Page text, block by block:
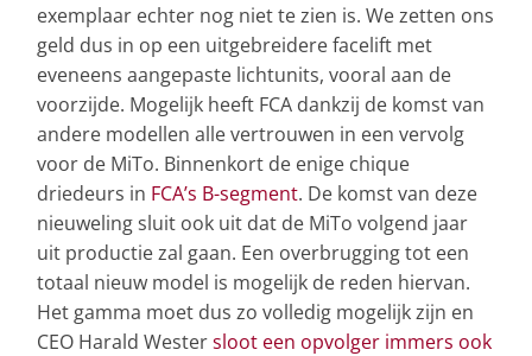
exemplaar echter nog niet te zien is. We zetten ons
geld dus in op een uitgebreidere facelift met
eveneens aangepaste lichtunits, vooral aan de
voorzijde. Mogelijk heeft FCA dankzij de komst van
andere modellen alle vertrouwen in een vervolg
voor de MiTo. Binnenkort de enige chique
driedeurs in FCA’s B-segment. De komst van deze
nieuweling sluit ook uit dat de MiTo volgend jaar
uit productie zal gaan. Een overbrugging tot een
totaal nieuw model is mogelijk de reden hiervan.
Het gamma moet dus zo volledig mogelijk zijn en
CEO Harald Westersloot een opvolger immers ook